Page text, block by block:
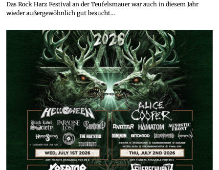
Das Rock Harz Festival an der Teufelsmauer war auch in diesem Jahr
wieder außergewöhnlich gut besucht…